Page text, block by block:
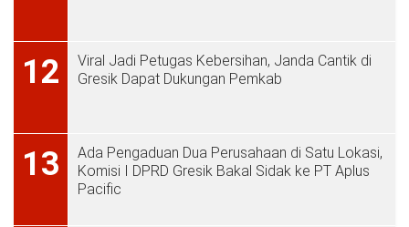
12
Viral Jadi Petugas Kebersihan, Janda Cantik di
Gresik Dapat Dukungan Pemkab
13
Ada Pengaduan Dua Perusahaan di Satu Lokasi,
Komisi I DPRD Gresik Bakal Sidak ke PT Aplus
Pacific